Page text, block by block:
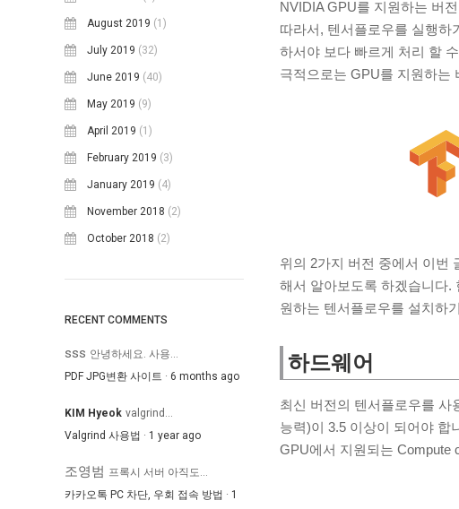
August 2019 (1)
July 2019 (32)
June 2019 (40)
May 2019 (9)
April 2019 (1)
February 2019 (3)
January 2019 (4)
November 2018 (2)
October 2018 (2)
RECENT COMMENTS
sss 안녕하세요. 사용...
PDF JPG변환 사이트 · 6 months ago
KIM Hyeok valgrind...
Valgrind 사용법 · 1 year ago
조영범 프록시 서버 아직도...
카카오톡 PC 차단, 우회 접속 방법 · 1
NVIDIA GPU를 지원하는 버
따라서, 텐서플로우를 실행하
하서야 보다 빠르게 처리 할
극적으로는 GPU를 지원하는
위의 2가지 버전 중에서 이번
해서 알아보도록 하겠습니다.
원하는 텐서플로우를 설치하
하드웨어
최신 버전의 텐서플로우를 사
능력)이 3.5 이상이 되어야 합
GPU에서 지원되는 Compute